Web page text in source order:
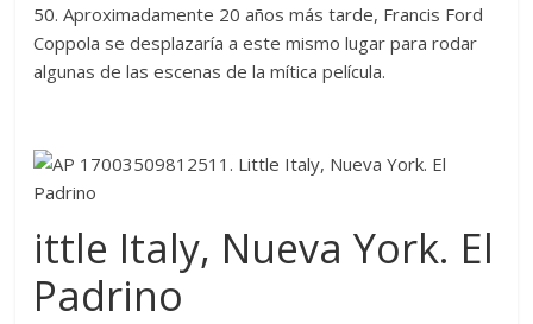
50. Aproximadamente 20 años más tarde, Francis Ford
Coppola se desplazaría a este mismo lugar para rodar
algunas de las escenas de la mítica película.
ittle Italy, Nueva York. El
Padrino